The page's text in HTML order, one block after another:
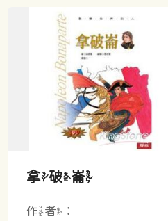
拿破崙
作者：